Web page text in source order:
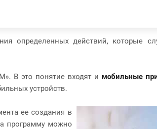
определенных действий, которые
В это понятие входят и мобильные
устройств.
ее создания в
программу можно